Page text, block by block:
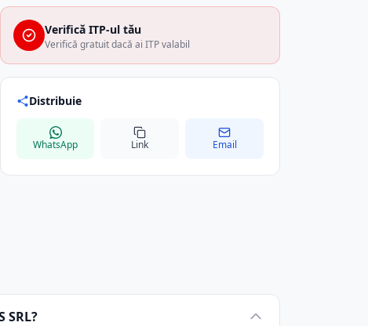
Verifică ITP-ul tău
Verifică gratuit dacă ai ITP valabil
Distribuie
WhatsApp Link Email
SRL?